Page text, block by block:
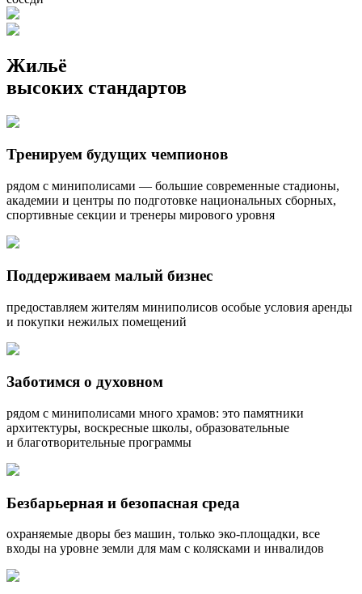
Жильё
высоких стандартов
Тренируем будущих чемпионов
рядом с миниполисами — большие современные стадионы,
академии и центры по подготовке национальных сборных,
спортивные секции и тренеры мирового уровня
Поддерживаем малый бизнес
предоставляем жителям миниполисов особые условия аренды
и покупки нежилых помещений
Заботимся о духовном
рядом с миниполисами много храмов: это памятники
архитектуры, воскресные школы, образовательные
и благотворительные программы
Безбарьерная и безопасная среда
охраняемые дворы без машин, только эко-площадки, все
входы на уровне земли для мам с колясками и инвалидов